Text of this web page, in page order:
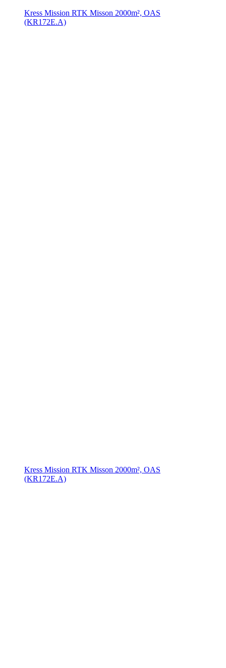
Kress Mission RTK Misson 2000m², OAS
(KR172E.A)
Kress Mission RTK Misson 2000m², OAS
(KR172E.A)